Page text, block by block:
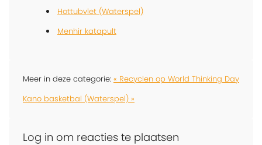
Hottubvlet (Waterspel)
Menhir katapult
Meer in deze categorie: « Recyclen op World Thinking Day
Kano basketbal (Waterspel) »
Log in om reacties te plaatsen